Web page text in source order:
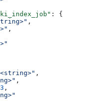
: {
,
,
,
,
,